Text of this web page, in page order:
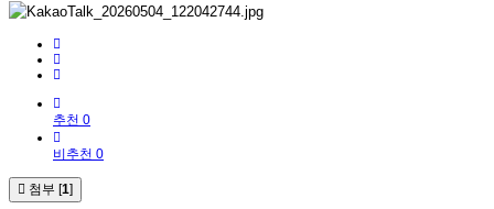
추천 0
비추천 0
첨부 [1]